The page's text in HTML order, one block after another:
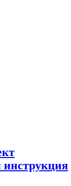
инструкция